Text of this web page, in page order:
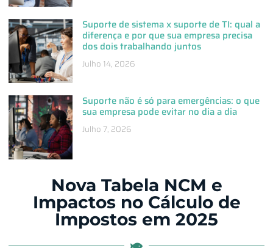
Nova Tabela NCM e
Impactos no Cálculo de
Impostos em 2025
Suporte de sistema x suporte de TI: qual a
diferença e por que sua empresa precisa
dos dois trabalhando juntos
Julho 14, 2026
Suporte não é só para emergências: o que
sua empresa pode evitar no dia a dia
Julho 7, 2026